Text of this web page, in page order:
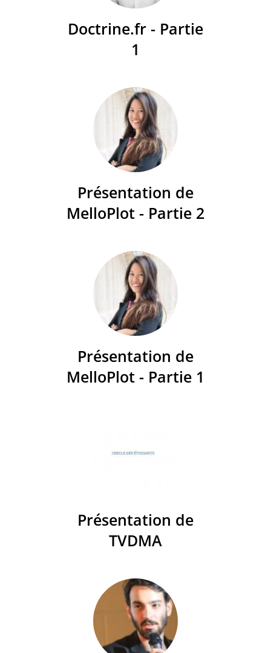
Doctrine.fr - Partie
1
Présentation de
MelloPlot - Partie 2
Présentation de
MelloPlot - Partie 1
Présentation de
TVDMA